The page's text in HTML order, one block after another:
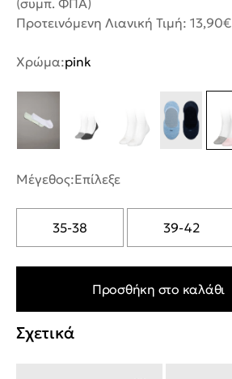
Προτεινόμενη Λιανική Τιμή: 13,90€
Χρώμα:pink
Μέγεθος:Επίλεξε
35-38 39-42
Προσθήκη στο καλάθι
Σχετικά